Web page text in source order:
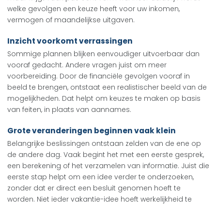
welke gevolgen een keuze heeft voor uw inkomen,
vermogen of maandelijkse uitgaven.
Inzicht voorkomt verrassingen
Sommige plannen blijken eenvoudiger uitvoerbaar dan
vooraf gedacht. Andere vragen juist om meer
voorbereiding. Door de financiële gevolgen vooraf in
beeld te brengen, ontstaat een realistischer beeld van de
mogelijkheden. Dat helpt om keuzes te maken op basis
van feiten, in plaats van aannames.
Grote veranderingen beginnen vaak klein
Belangrijke beslissingen ontstaan zelden van de ene op
de andere dag. Vaak begint het met een eerste gesprek,
een berekening of het verzamelen van informatie. Juist die
eerste stap helpt om een idee verder te onderzoeken,
zonder dat er direct een besluit genomen hoeft te
worden. Niet ieder vakantie-idee hoeft werkelijkheid te